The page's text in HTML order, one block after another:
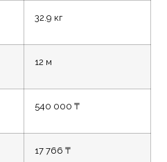
32.9 кг
12 м
540 000 ₸
17 766 ₸